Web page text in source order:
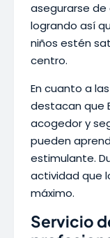
asegurarse de
logrando así
niños estén
centro.
En cuanto a
destacan que
acogedor y
pueden
estimulante.
actividad que
máximo.
Servicio